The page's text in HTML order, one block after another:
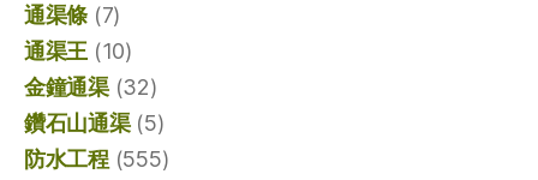
通渠條 (7)
通渠王 (10)
金鐘通渠(32)
鑽石山通渠(5)
防水工程(555)